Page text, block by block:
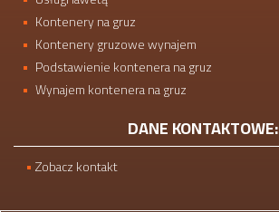
Kontenery na gruz
Kontenery gruzowe wynajem
Podstawienie kontenera na gruz
Wynajem kontenera na gruz
DANE KONTAKTOWE:
Zobacz kontakt